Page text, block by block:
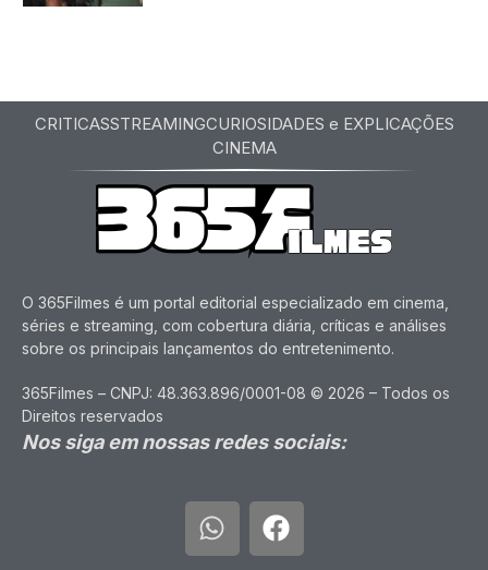
CRITICASSTREAMINGCURIOSIDADES e EXPLICAÇÕES
CINEMA
O 365Filmes é um portal editorial especializado em cinema,
séries e streaming, com cobertura diária, críticas e análises
sobre os principais lançamentos do entretenimento.
365Filmes – CNPJ: 48.363.896/0001-08 © 2026 – Todos os
Direitos reservados
Nos siga em nossas redes sociais: